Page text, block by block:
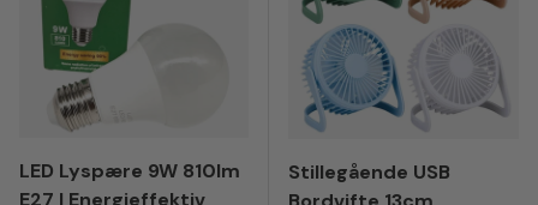
LED Lyspære 9W 810lm
E27 | Energieffektiv
Stillegående USB